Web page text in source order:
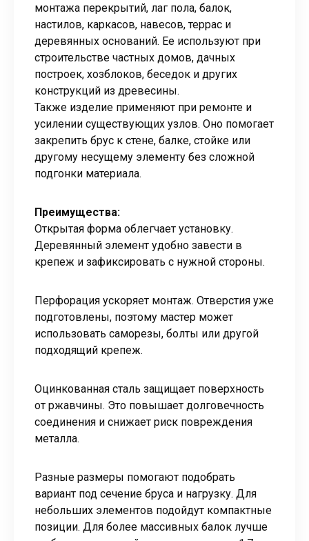
монтажа перекрытий, лаг пола, балок,
настилов, каркасов, навесов, террас и
деревянных оснований. Ее используют при
строительстве частных домов, дачных
построек, хозблоков, беседок и других
конструкций из древесины.
Также изделие применяют при ремонте и
усилении существующих узлов. Оно помогает
закрепить брус к стене, балке, стойке или
другому несущему элементу без сложной
подгонки материала.
Преимущества:
Открытая форма облегчает установку.
Деревянный элемент удобно завести в
крепеж и зафиксировать с нужной стороны.
Перфорация ускоряет монтаж. Отверстия уже
подготовлены, поэтому мастер может
использовать саморезы, болты или другой
подходящий крепеж.
Оцинкованная сталь защищает поверхность
от ржавчины. Это повышает долговечность
соединения и снижает риск повреждения
металла.
Разные размеры помогают подобрать
вариант под сечение бруса и нагрузку. Для
небольших элементов подойдут компактные
позиции. Для более массивных балок лучше